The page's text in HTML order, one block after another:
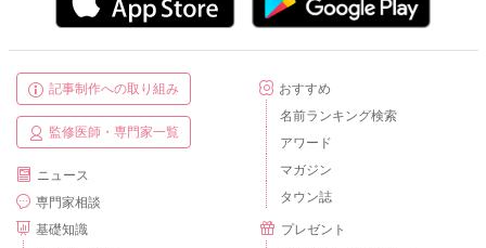
記事制作への取り組み
監修医師・専門家一覧
ニュース
専門家相談
基礎知識
おすすめ
名前ランキング検索
アワード
マガジン
タウン誌
プレゼント